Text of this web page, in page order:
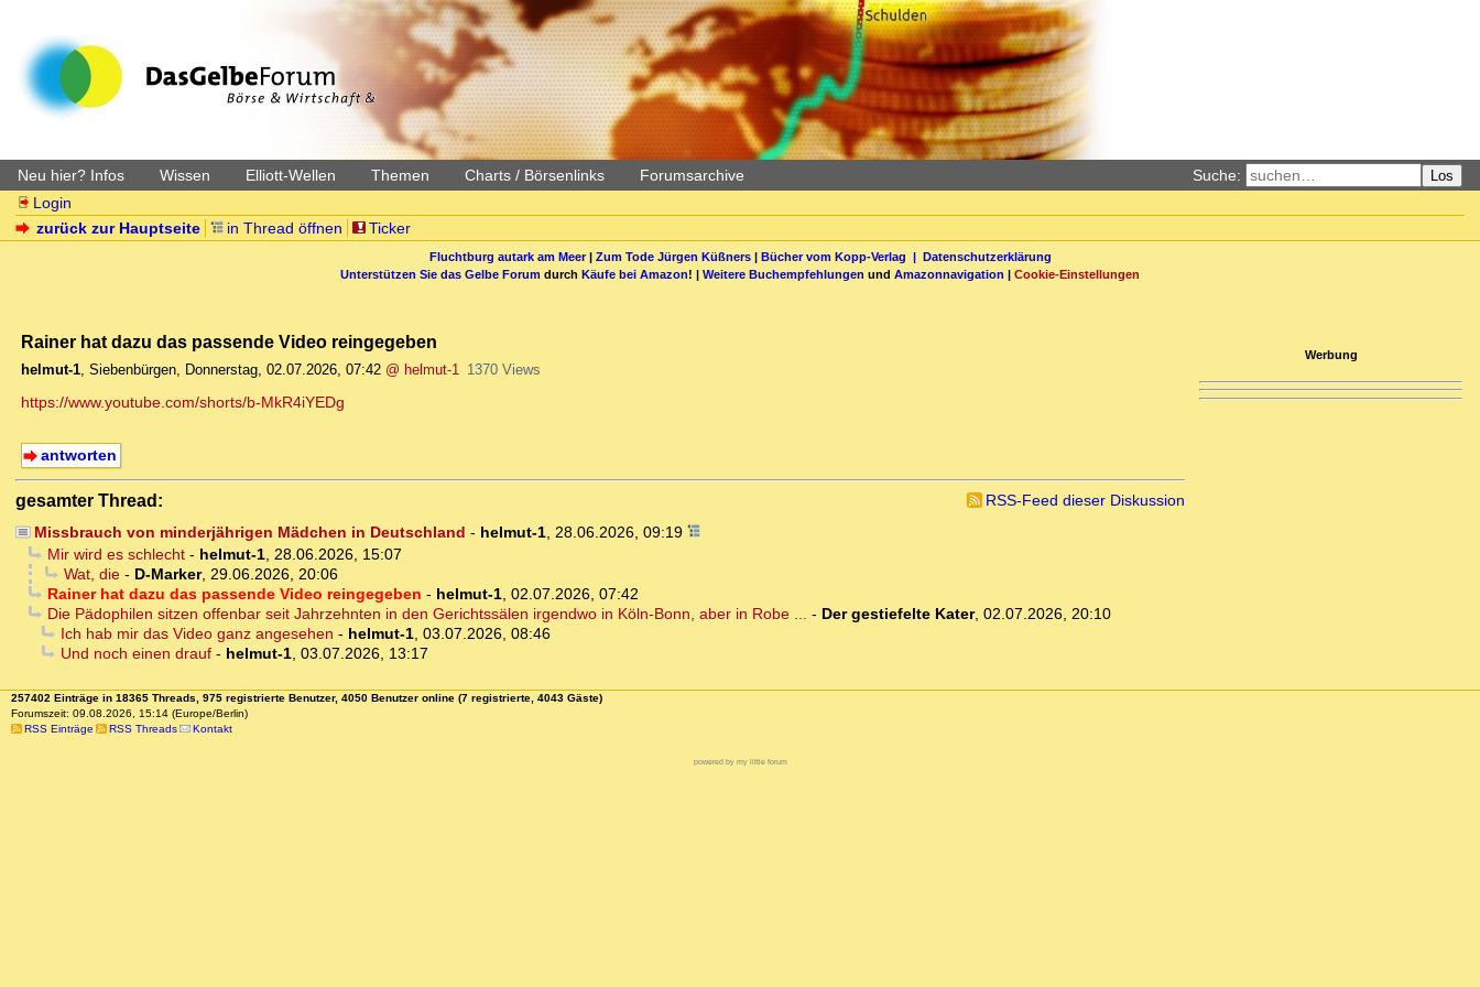
Neu hier? Infos Wissen Elliott-Wellen Themen Charts / Börsenlinks Forumsarchive Suche: Los
Login
zurück zur Hauptseite
in Thread öffnen Ticker
Fluchtburg autark am Meer| Zum Tode Jürgen Küßners| Bücher vom Kopp-Verlag | Datenschutzerklärung
Unterstützen Sie das Gelbe Forum durch Käufe bei Amazon! | Weitere Buchempfehlungen und Amazonnavigation | Cookie-Einstellungen
Rainer hat dazu das passende Video reingegeben
helmut-1, Siebenbürgen, Donnerstag, 02.07.2026, 07:42 @ helmut-1 1370 Views
https://www.youtube.com/shorts/b-MkR4iYEDg
antworten
gesamter Thread:
RSS-Feed dieser Diskussion
Missbrauch von minderjährigen Mädchen in Deutschland - helmut-1, 28.06.2026, 09:19
Mir wird es schlecht- helmut-1, 28.06.2026, 15:07
Wat, die- D-Marker, 29.06.2026, 20:06
Rainer hat dazu das passende Video reingegeben - helmut-1, 02.07.2026, 07:42
Die Pädophilen sitzen offenbar seit Jahrzehnten in den Gerichtssälen irgendwo in Köln-Bonn, aber in Robe ... - Der gestiefelte Kater, 02.07.2026, 20:10
Ich hab mir das Video ganz angesehen - helmut-1, 03.07.2026, 08:46
Und noch einen drauf- helmut-1, 03.07.2026, 13:17
Werbung
257402 Einträge in 18365 Threads, 975 registrierte Benutzer, 4050 Benutzer online (7 registrierte, 4043 Gäste)
Forumszeit: 09.08.2026, 15:14 (Europe/Berlin)
RSS Einträge
RSS Threads Kontakt
powered by my little forum